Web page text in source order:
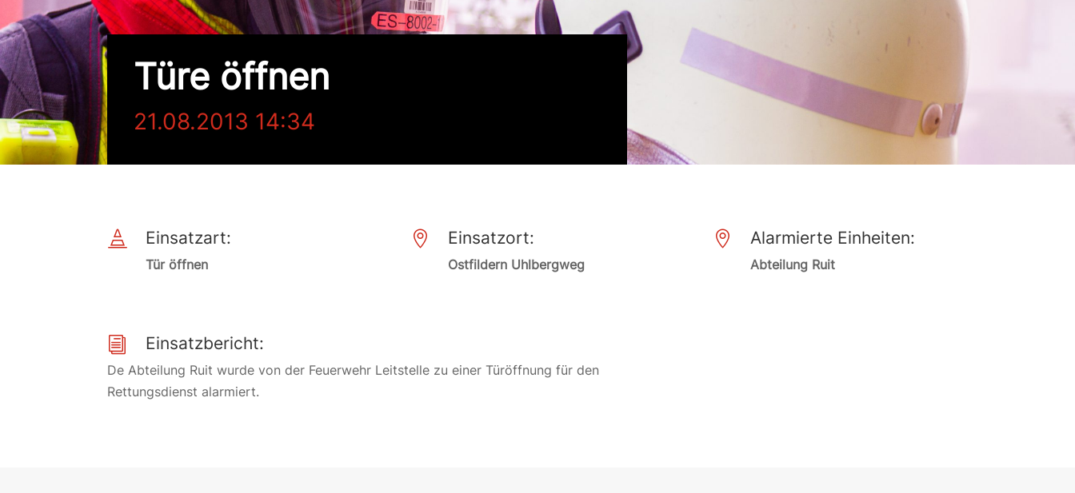
Türe öffnen
21.08.2013 14:34
 Einsatzart:
Tür öffnen
 Einsatzort:
Ostfildern Uhlbergweg
 Alarmierte Einheiten:
Abteilung Ruit
i Einsatzbericht:
De Abteilung Ruit wurde von der Feuerwehr Leitstelle zu einer Türöffnung für den
Rettungsdienst alarmiert.